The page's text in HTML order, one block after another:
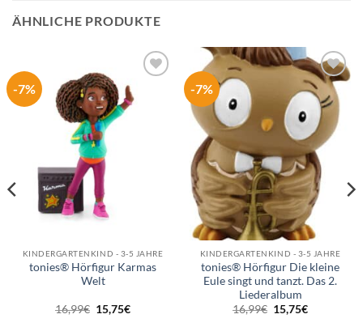
ÄHNLICHE PRODUKTE
-7%
Auf die
Wunschliste
KINDERGARTENKIND - 3-5 JAHRE
tonies® Hörfigur Karmas
Welt
16,99€ Ursprünglicher
Preis
15,75€Aktueller
-7%
Auf die
Wunschliste
KINDERGARTENKIND - 3-5 JAHRE
tonies® Hörfigur Die kleine
Eule singt und tanzt. Das 2.
Liederalbum
16,99€ Ursprünglicher
Preis
15,75€Aktueller